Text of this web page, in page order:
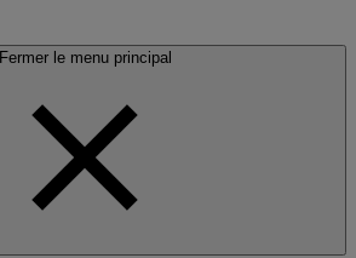
Fermer le menu principal